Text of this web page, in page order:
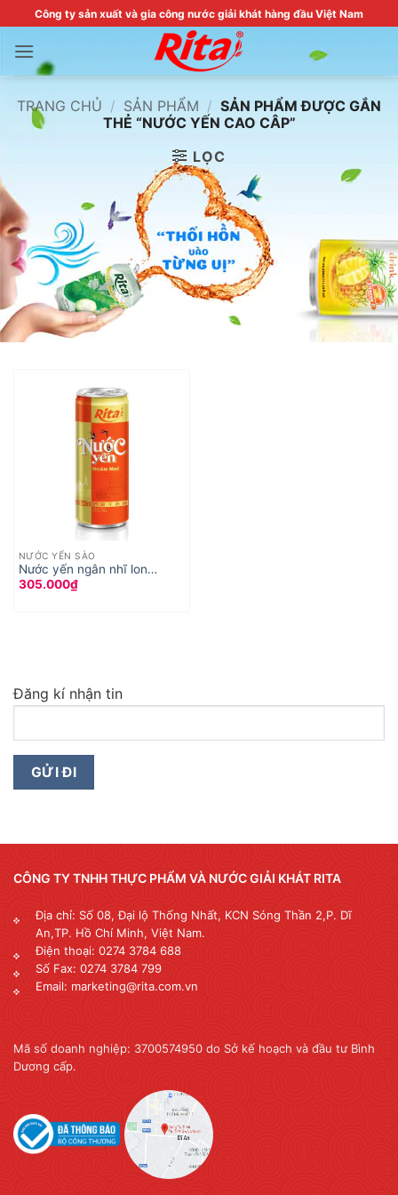
to
content
Công ty sản xuất và gia công nước giải khát hàng đầu Việt Nam
TRANG CHỦ / SẢN PHẨM / SẢN PHẨM ĐƯỢC GẮN
THẺ “NƯỚC YẾN CAO CÂP”
LỌC
NƯỚC YẾN SÀO
Nước yến ngân nhĩ lon
250ml
305.000₫
Đăng kí nhận tin
CÔNG TY TNHH THỰC PHẨM VÀ NƯỚC GIẢI KHÁT RITA
Địa chỉ: Số 08, Đại lộ Thống Nhất, KCN Sóng Thần 2,P. Dĩ
An,TP. Hồ Chí Minh, Việt Nam.
Điện thoại: 0274 3784 688
Số Fax: 0274 3784 799
Email: marketing@rita.com.vn
Mã số doanh nghiệp: 3700574950 do Sở kế hoạch và đầu tư Bình
Dương cấp.